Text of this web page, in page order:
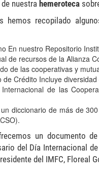
nuestra hemeroteca
hemos recopilado
En nuestro Repositorio
de recursos de la Alianza
de las cooperativas y
de Crédito Incluye
de las
diccionario de más de
un documento
del Día Internacional
del IMFC, Floreal